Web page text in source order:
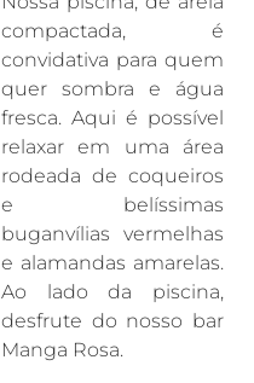
compactada, é
convidativa para quem
quer sombra e água
fresca. Aqui é possível
relaxar em uma área
rodeada de coqueiros
e belíssimas
buganvílias vermelhas
e alamandas amarelas.
Ao lado da piscina,
desfrute do nosso bar
Manga Rosa.